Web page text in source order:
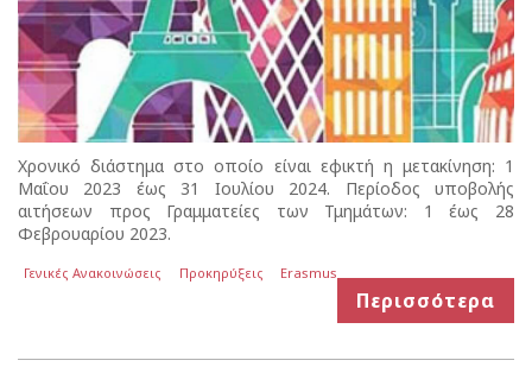
Χρονικό διάστημα στο οποίο είναι εφικτή η μετακίνηση: 1
Μαΐου 2023 έως 31 Ιουλίου 2024. Περίοδος υποβολής
αιτήσεων προς Γραμματείες των Τμημάτων: 1 έως 28
Φεβρουαρίου 2023.
Γενικές Ανακοινώσεις Προκηρύξεις Erasmus
Περισσότερα